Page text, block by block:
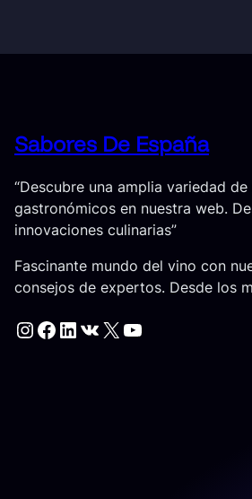
Sabores De España
“Descubre una amplia variedad
gastronómicos en nuestra web.
innovaciones culinarias”
Fascinante mundo del vino con
consejos de expertos. Desde los
Instagram Facebook LinkedIn VK X YouTube